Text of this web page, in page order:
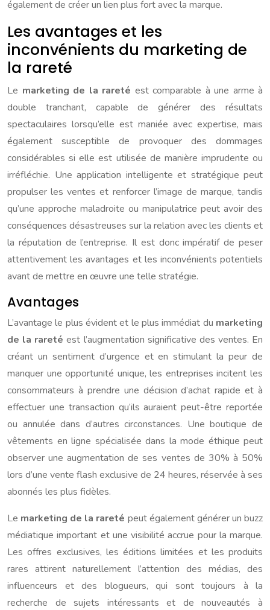
également de créer un lien plus fort avec la marque.
Les avantages et les
inconvénients du marketing de
la rareté
Le marketing de la rareté est comparable à une arme à
double tranchant, capable de générer des résultats
spectaculaires lorsqu’elle est maniée avec expertise, mais
également susceptible de provoquer des dommages
considérables si elle est utilisée de manière imprudente ou
irréfléchie. Une application intelligente et stratégique peut
propulser les ventes et renforcer l’image de marque, tandis
qu’une approche maladroite ou manipulatrice peut avoir des
conséquences désastreuses sur la relation avec les clients et
la réputation de l’entreprise. Il est donc impératif de peser
attentivement les avantages et les inconvénients potentiels
avant de mettre en œuvre une telle stratégie.
Avantages
L’avantage le plus évident et le plus immédiat du marketing
de la raretéest l’augmentation significative des ventes. En
créant un sentiment d’urgence et en stimulant la peur de
manquer une opportunité unique, les entreprises incitent les
consommateurs à prendre une décision d’achat rapide et à
effectuer une transaction qu’ils auraient peut-être reportée
ou annulée dans d’autres circonstances. Une boutique de
vêtements en ligne spécialisée dans la mode éthique peut
observer une augmentation de ses ventes de 30% à 50%
lors d’une vente flash exclusive de 24 heures, réservée à ses
abonnés les plus fidèles.
Le marketing de la rareté peut également générer un buzz
médiatique important et une visibilité accrue pour la marque.
Les offres exclusives, les éditions limitées et les produits
rares attirent naturellement l’attention des médias, des
influenceurs et des blogueurs, qui sont toujours à la
recherche de sujets intéressants et de nouveautés à